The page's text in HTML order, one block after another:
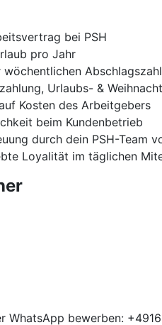
bei PSH
pro Jahr
Urlaubs- &
Kosten des Arbeitgebers
beim Kundenbetrieb
durch dein PSH-Team
Loyalität im täglichen
WhatsApp bewerben: